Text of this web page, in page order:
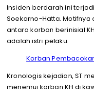
Insiden berdarah ini
Soekarno-Hatta.
antara korban berinisial
adalah istri pelaku.
Korban
Kronologis kejadian, ST
menemui korban KH di